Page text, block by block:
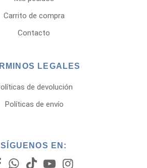
Carrito de compra
Contacto
LEGALES
de devolución
Políticas de envío
SÍGUENOS EN: